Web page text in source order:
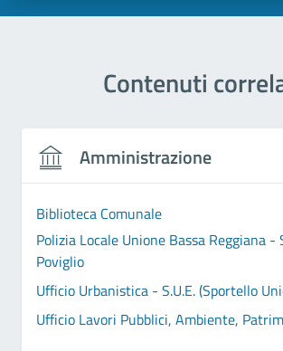
Contenuti
Amministrazione
Biblioteca Comunale
Polizia Locale Unione Bassa Reggiana -
Poviglio
Ufficio Urbanistica - S.U.E. (Sportello
Ufficio Lavori Pubblici, Ambiente,